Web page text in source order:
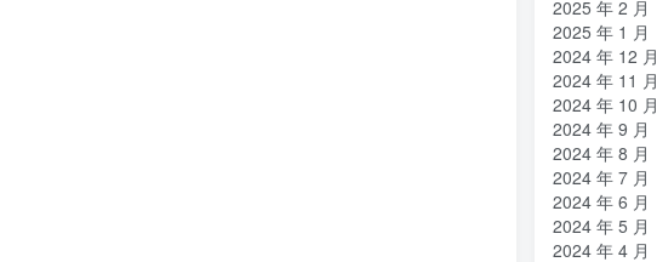
2025 年 2 月
2025 年 1 月
2024 年 12 月
2024 年 11 月
2024 年 10 月
2024 年 9 月
2024 年 8 月
2024 年 7 月
2024 年 6 月
2024 年 5 月
2024 年 4 月